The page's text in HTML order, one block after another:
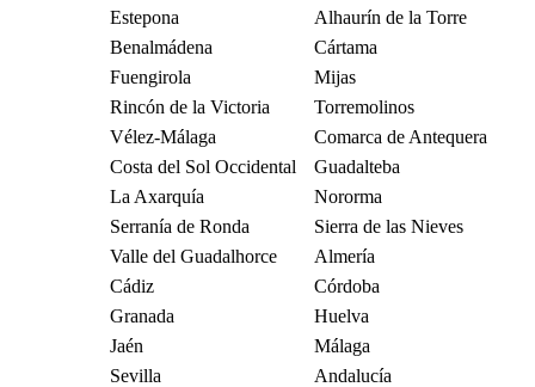
Estepona
Alhaurín de la Torre
Benalmádena
Cártama
Fuengirola
Mijas
Rincón de la Victoria
Torremolinos
Vélez-Málaga
Comarca de Antequera
Costa del Sol Occidental
Guadalteba
La Axarquía
Nororma
Serranía de Ronda
Sierra de las Nieves
Valle del Guadalhorce
Almería
Cádiz
Córdoba
Granada
Huelva
Jaén
Málaga
Sevilla
Andalucía